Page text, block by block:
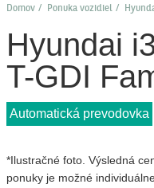
Domov Ponuka vozidiel
Hyundai
T-GDI
Automatická prevodovka
*Ilustračné foto. Výsledná
ponuky je možné